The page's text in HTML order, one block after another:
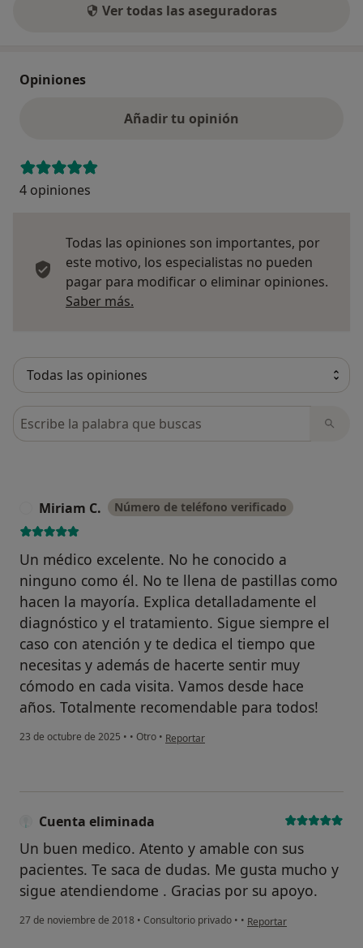
Ver todas las aseguradoras
Opiniones
Añadir tu opinión
4 opiniones
Todas las opiniones son importantes, por
este motivo, los especialistas no pueden
pagar para modificar o eliminar opiniones.
Saber más.
Busca en opiniones
Miriam C. Número de teléfono verificado
Un médico excelente. No he conocido a
ninguno como él. No te llena de pastillas como
hacen la mayoría. Explica detalladamente el
diagnóstico y el tratamiento. Sigue siempre el
caso con atención y te dedica el tiempo que
necesitas y además de hacerte sentir muy
cómodo en cada visita. Vamos desde hace
años. Totalmente recomendable para todos!
23 de octubre de 2025 • • Otro • en opinión del usuario Miriam C.
Reportar
Cuenta eliminada
Un buen medico. Atento y amable con sus
pacientes. Te saca de dudas. Me gusta mucho y
sigue atendiendome . Gracias por su apoyo.
27 de noviembre de 2018 • Consultorio privado • • en opinión del usuario
Reportar